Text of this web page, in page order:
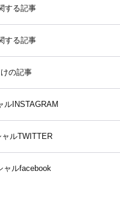
する記事
する記事
の記事
ルINSTAGRAM
ャルTWITTER
ャルfacebook